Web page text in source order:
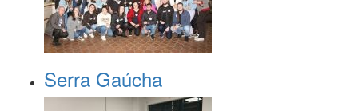
Serra Gaúcha